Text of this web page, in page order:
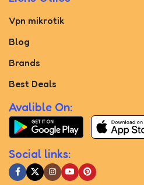
Vpn mikrotik
Blog
Brands
Best Deals
Avalible On:
Social links: